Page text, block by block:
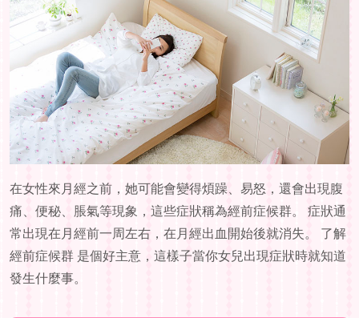
在女性來月經之前，她可能會變得煩躁、易怒，還會出現腹
痛、便秘、脹氣等現象，這些症狀稱為經前症候群。 症狀通
常出現在月經前一周左右，在月經出血開始後就消失。 了解
經前症候群 是個好主意，這樣子當你女兒出現症狀時就知道
發生什麼事。